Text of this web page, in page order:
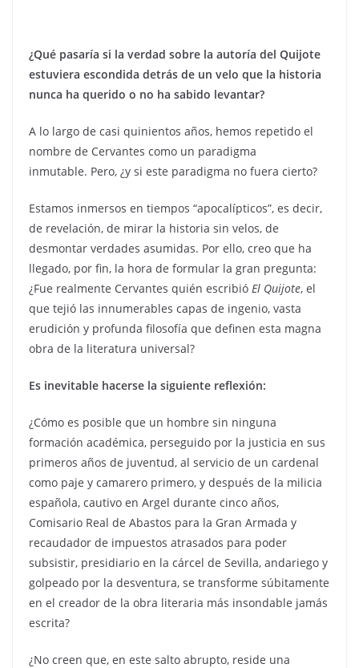
¿Qué pasaría si la verdad sobre la autoría del Quijote
estuviera escondida detrás de un velo que la historia
nunca ha querido o no ha sabido levantar?
A lo largo de casi quinientos años, hemos repetido el
nombre de Cervantes como un paradigma
inmutable. Pero, ¿y si este paradigma no fuera cierto?
Estamos inmersos en tiempos “apocalípticos”, es decir,
de revelación, de mirar la historia sin velos, de
desmontar verdades asumidas. Por ello, creo que ha
llegado, por fin, la hora de formular la gran pregunta:
¿Fue realmente Cervantes quién escribió El Quijote, el
que tejió las innumerables capas de ingenio, vasta
erudición y profunda filosofía que definen esta magna
obra de la literatura universal?
Es inevitable hacerse la siguiente reflexión:
¿Cómo es posible que un hombre sin ninguna
formación académica, perseguido por la justicia en sus
primeros años de juventud, al servicio de un cardenal
como paje y camarero primero, y después de la milicia
española, cautivo en Argel durante cinco años,
Comisario Real de Abastos para la Gran Armada y
recaudador de impuestos atrasados para poder
subsistir, presidiario en la cárcel de Sevilla, andariego y
golpeado por la desventura, se transforme súbitamente
en el creador de la obra literaria más insondable jamás
escrita?
¿No creen que, en este salto abrupto, reside una